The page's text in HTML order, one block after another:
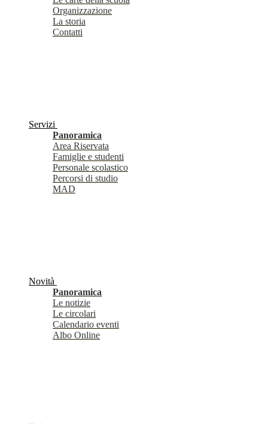
Organizzazione
La storia
Contatti
Servizi
Panoramica
Area Riservata
Famiglie e studenti
Personale scolastico
Percorsi di studio
MAD
Novità
Panoramica
Le notizie
Le circolari
Calendario eventi
Albo Online